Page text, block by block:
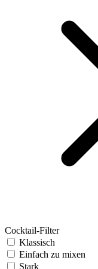
Cocktail-Filter
Klassisch
Einfach zu mixen
Stark